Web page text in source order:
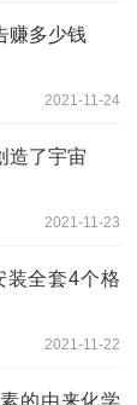
赚多少钱
2021-11-24
造了宇宙
2021-11-23
装全套4个格
2021-11-22
的由来化学